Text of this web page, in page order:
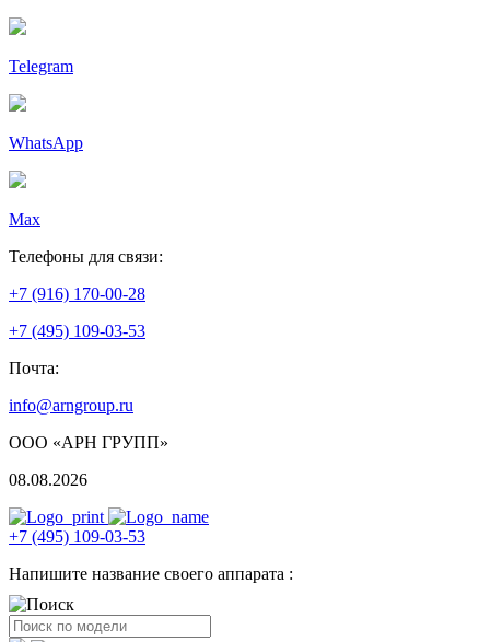
Telegram
WhatsApp
Max
Телефоны для связи:
+7 (916) 170-00-28
+7 (495) 109-03-53
Почта:
info@arngroup.ru
ООО «АРН ГРУПП»
08.08.2026
+7 (495) 109-03-53
Напишите название своего аппарата :